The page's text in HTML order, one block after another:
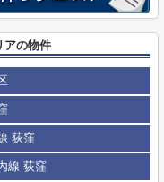
アの物件
荻窪
線 荻窪